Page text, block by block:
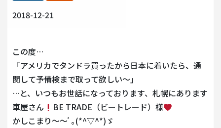
2018-12-21
この度…
「アメリカでタンドラ買ったから日本に着いたら、通
関して予備検まで取って欲しい～」
…と、いつもお世話になっております、札幌にあります
車屋さん
BE TRADE（ビートレード）様
かしこまり～～ﾟ｡(*^▽^*)ゞ